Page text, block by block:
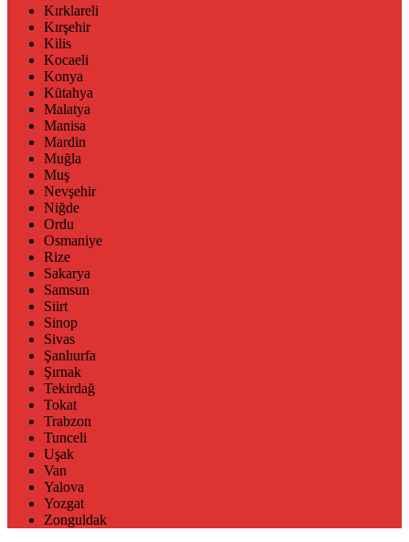
Kırklareli
Kırşehir
Kilis
Kocaeli
Konya
Kütahya
Malatya
Manisa
Mardin
Muğla
Muş
Nevşehir
Niğde
Ordu
Osmaniye
Rize
Sakarya
Samsun
Siirt
Sinop
Sivas
Şanlıurfa
Şırnak
Tekirdağ
Tokat
Trabzon
Tunceli
Uşak
Van
Yalova
Yozgat
Zonguldak